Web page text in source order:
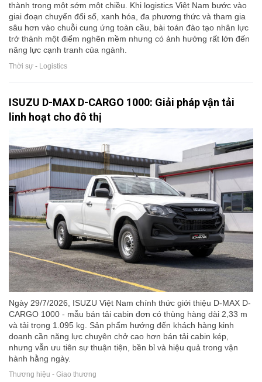
thành trong một sớm một chiều. Khi logistics Việt Nam bước vào
giai đoạn chuyển đổi số, xanh hóa, đa phương thức và tham gia
sâu hơn vào chuỗi cung ứng toàn cầu, bài toán đào tạo nhân lực
trở thành một điểm nghẽn mềm nhưng có ảnh hưởng rất lớn đến
năng lực cạnh tranh của ngành.
Thời sự - Logistics
ISUZU D-MAX D-CARGO 1000: Giải pháp vận tải
linh hoạt cho đô thị
Ngày 29/7/2026, ISUZU Việt Nam chính thức giới thiệu D-MAX D-
CARGO 1000 - mẫu bán tải cabin đơn có thùng hàng dài 2,33 m
và tải trọng 1.095 kg. Sản phẩm hướng đến khách hàng kinh
doanh cần năng lực chuyên chở cao hơn bán tải cabin kép,
nhưng vẫn ưu tiên sự thuận tiện, bền bỉ và hiệu quả trong vận
hành hằng ngày.
Thương hiệu - Giao thương